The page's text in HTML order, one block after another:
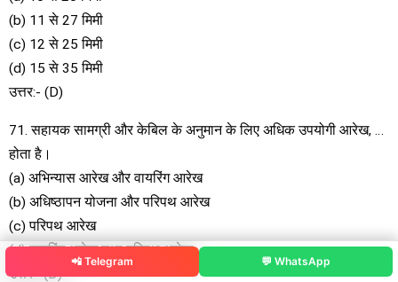
(b) 11 से 27 मिमी
(c) 12 से 25 मिमी
(d) 15 से 35 मिमी
उत्तर:- (D)
71. सहायक सामग्री और केबिल के अनुमान के लिए अधिक उपयोगी आरेख, …
होता है।
(a) अभिन्यास आरेख और वायरिंग आरेख
(b) अधिष्ठापन योजना और परिपथ आरेख
(c) परिपथ आरेख
(d) वायरिंग आरेख तथा परिपथ आरेख
उत्तर—(D)
📲 Telegram 💬 WhatsApp